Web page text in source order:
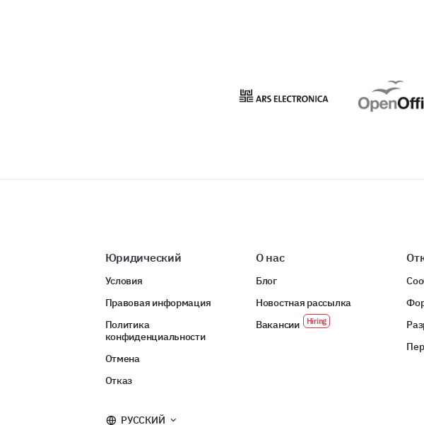
Юридический
Условия
Правовая информация
Политика
конфиденциальности
Отмена
Отказ
О нас
Блог
Новостная рассылка
Вакансии
РУССКИЙ